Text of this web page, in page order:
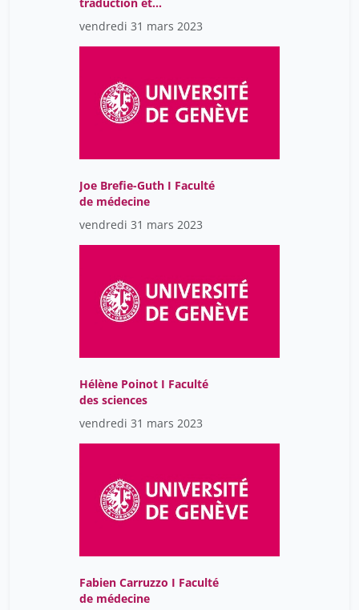
d'interprétation
vendredi 31 mars 2023
Joe Brefie-Guth I Faculté
de médecine
vendredi 31 mars 2023
Hélène Poinot I Faculté
des sciences
vendredi 31 mars 2023
Fabien Carruzzo I Faculté
de médecine